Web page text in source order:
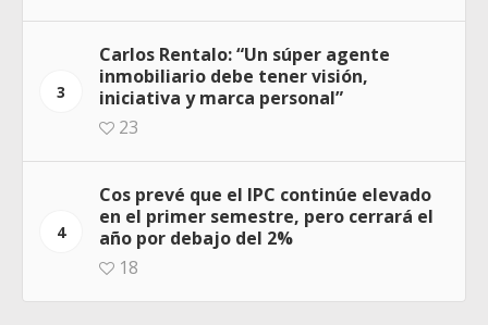
3
Carlos Rentalo: “Un súper agente
inmobiliario debe tener visión,
iniciativa y marca personal”
23
4
Cos prevé que el IPC continúe elevado
en el primer semestre, pero cerrará el
año por debajo del 2%
18